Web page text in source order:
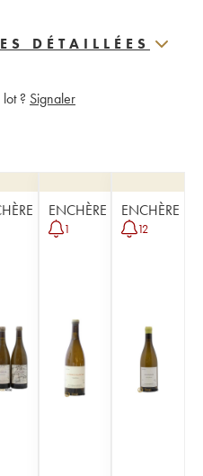
DÉTAILLÉES
? Signaler
ENCHÈRE
1
ENCHÈRE
12